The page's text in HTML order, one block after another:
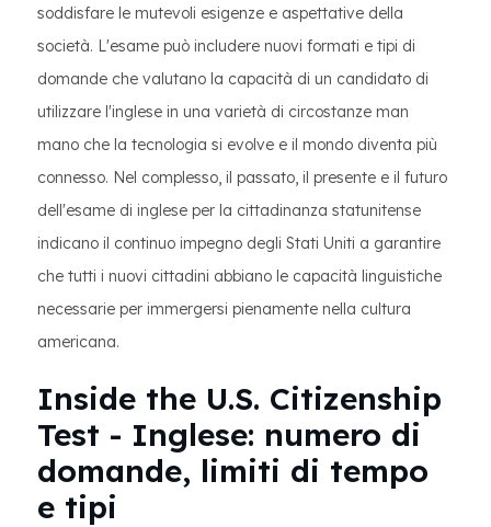
soddisfare le mutevoli esigenze e aspettative della
società. L'esame può includere nuovi formati e tipi di
domande che valutano la capacità di un candidato di
utilizzare l'inglese in una varietà di circostanze man
mano che la tecnologia si evolve e il mondo diventa più
connesso. Nel complesso, il passato, il presente e il futuro
dell'esame di inglese per la cittadinanza statunitense
indicano il continuo impegno degli Stati Uniti a garantire
che tutti i nuovi cittadini abbiano le capacità linguistiche
necessarie per immergersi pienamente nella cultura
americana.
Inside the U.S. Citizenship
Test - Inglese: numero di
domande, limiti di tempo
e tipi